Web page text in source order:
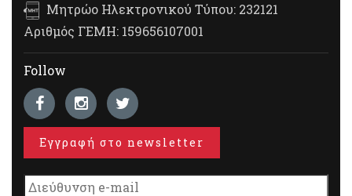
Μητρώο Ηλεκτρονικού Τύπου: 232121
Αριθμός ΓΕΜΗ: 159656107001
Follow
Εγγραφή στο newsletter